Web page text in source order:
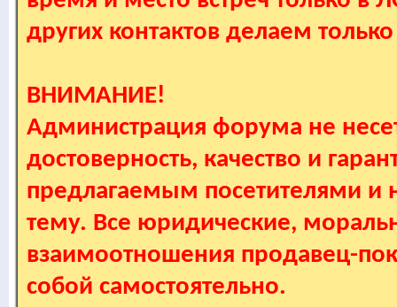
других контактов делаем
ВНИМАНИЕ!
Администрация форума не
достоверность, качество и
предлагаемым посетителями и
тему. Все юридические,
взаимоотношения продавец-
собой самостоятельно.